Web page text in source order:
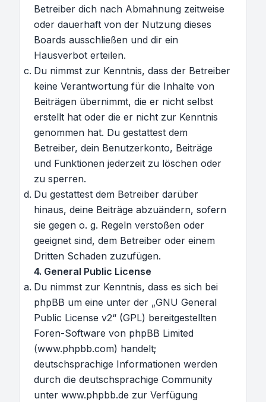
Betreiber dich nach Abmahnung zeitweise
oder dauerhaft von der Nutzung dieses
Boards ausschließen und dir ein
Hausverbot erteilen.
Du nimmst zur Kenntnis, dass der Betreiber
keine Verantwortung für die Inhalte von
Beiträgen übernimmt, die er nicht selbst
erstellt hat oder die er nicht zur Kenntnis
genommen hat. Du gestattest dem
Betreiber, dein Benutzerkonto, Beiträge
und Funktionen jederzeit zu löschen oder
zu sperren.
Du gestattest dem Betreiber darüber
hinaus, deine Beiträge abzuändern, sofern
sie gegen o. g. Regeln verstoßen oder
geeignet sind, dem Betreiber oder einem
Dritten Schaden zuzufügen.
4. General Public License
Du nimmst zur Kenntnis, dass es sich bei
phpBB um eine unter der „GNU General
Public License v2“ (GPL) bereitgestellten
Foren-Software von phpBB Limited
(www.phpbb.com) handelt;
deutschsprachige Informationen werden
durch die deutschsprachige Community
unter www.phpbb.de zur Verfügung